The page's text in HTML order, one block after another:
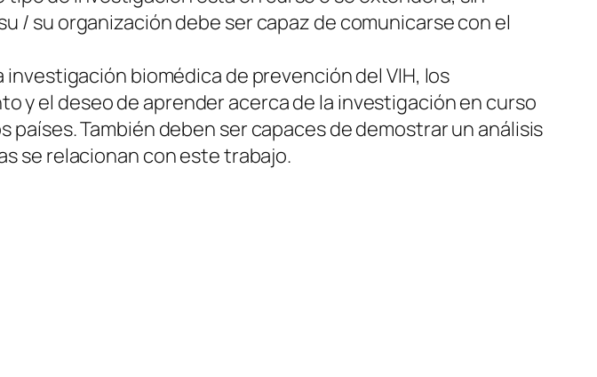
/ su organización debe ser capaz de comunicarse con el
biomédica de prevención del VIH, los
y el deseo de aprender acerca de la investigación en curso
También deben ser capaces de demostrar un análisis
se relacionan con este trabajo.